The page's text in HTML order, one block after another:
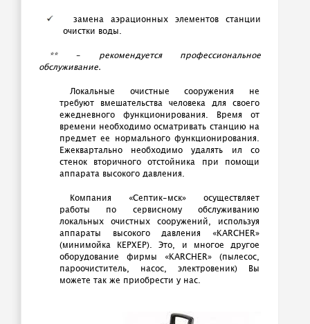
замена аэрационных элементов станции
очистки воды.
** - рекомендуется профессиональное
обслуживание.
Локальные очистные сооружения не
требуют вмешательства человека для своего
ежедневного функционирования. Время от
времени необходимо осматривать станцию на
предмет ее нормального функционирования.
Ежеквартально необходимо удалять ил со
стенок вторичного отстойника при помощи
аппарата высокого давления.
Компания «Септик-мск» осуществляет
работы по сервисному обслуживанию
локальных очистных сооружений, используя
аппараты высокого давления «KARCHER»
(минимойка КЕРХЕР). Это, и многое другое
оборудование фирмы «KARCHER» (пылесос,
пароочиститель, насос, электровеник) Вы
можете так же приобрести у нас.